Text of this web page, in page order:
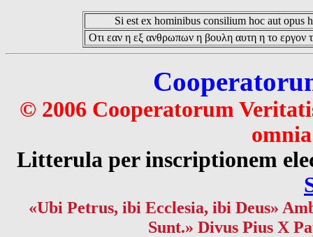
Si est ex hominibus consilium hoc aut opus
Οτι εαν η εξ ανθρωπων η βουλη αυτη η το εργον
© 2006 Cooperatorum
Litterula per inscriptionem
«Ubi Petrus, ibi Ecclesia, ibi Deus»
Sunt.» Divus Pius X